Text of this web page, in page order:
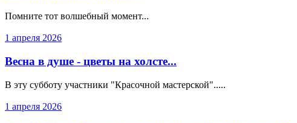
Помните тот волшебный момент...
1 апреля 2026
Весна в душе - цветы на холсте...
В эту субботу участники "Красочной мастерской".....
1 апреля 2026